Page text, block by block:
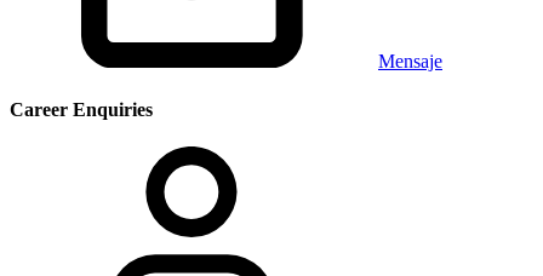
Mensaje
Career Enquiries